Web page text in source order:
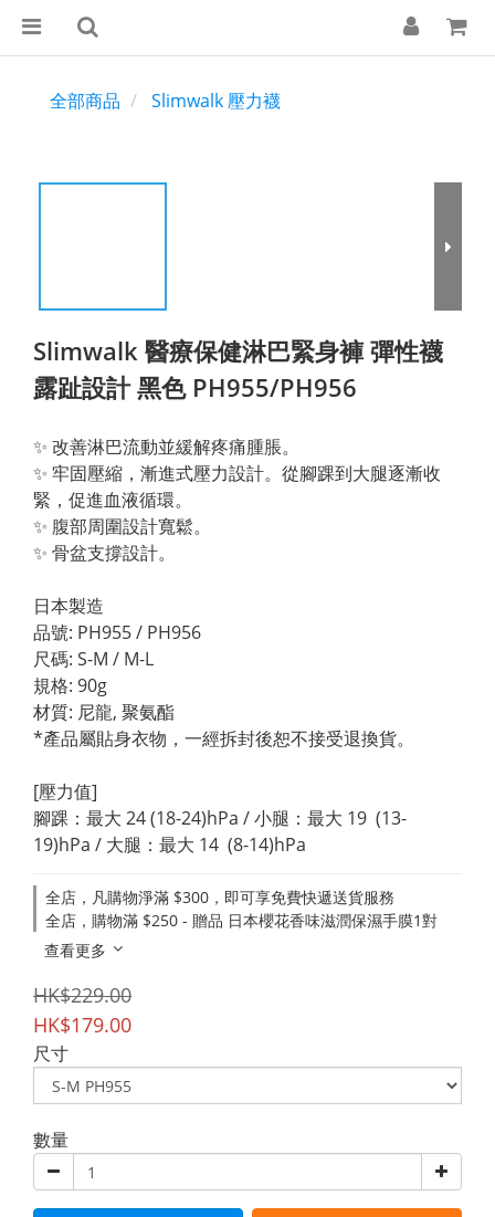
全部商品 Slimwalk 壓力襪
Slimwalk 醫療保健淋巴緊身褲 彈性襪
露趾設計 黑色 PH955/PH956
✨ 改善淋巴流動並緩解疼痛腫脹。
✨ 牢固壓縮，漸進式壓力設計。從腳踝到大腿逐漸收
緊，促進血液循環。
✨ 腹部周圍設計寬鬆。
✨ 骨盆支撐設計。
日本製造
​品號: PH955 / PH956
尺碼: S-M / M-L
規格: 90g
材質: 尼龍, 聚氨酯
*​​產品屬貼身衣物，一經拆封後恕不接受退換貨。
[壓力值]
腳踝：最大 24 (18-24)hPa / 小腿：最大 19  (13-
19)hPa / 大腿：最大 14  (8-14)hPa
全店，凡購物淨滿 $300，即可享免費快遞送貨服務
全店，購物滿 $250 - 贈品 日本櫻花香味滋潤保濕手膜1對
查看更多
HK$229.00
HK$179.00
尺寸
數量